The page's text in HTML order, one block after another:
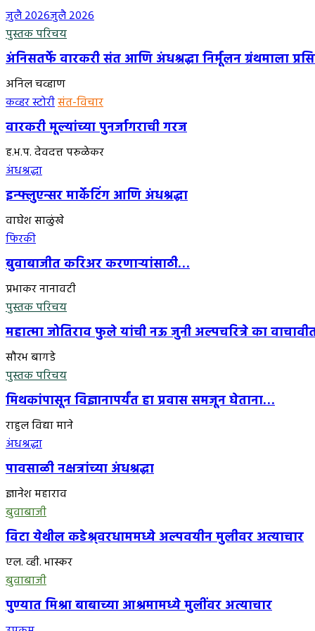
जुलै 2026जुलै 2026
पुस्तक परिचय
अंनिसतर्फे वारकरी संत आणि अंधश्रद्धा निर्मूलन ग्रंथमाला
अनिल चव्हाण
कव्हर स्टोरीसंत-विचार
वारकरी मूल्यांच्या पुनर्जागराची गरज
ह.भ.प. देवदत्त परुळेकर
अंधश्रद्धा
इन्फ्लुएन्सर मार्केटिंग आणि अंधश्रद्धा
वाघेश साळुंखे
फिरकी
बुवाबाजीत करिअर करणाऱ्यांसाठी…
प्रभाकर नानावटी
पुस्तक परिचय
महात्मा जोतिराव फुले यांची नऊ जुनी अल्पचरित्रे का
सौरभ बागडे
पुस्तक परिचय
मिथकांपासून विज्ञानापर्यंत हा प्रवास समजून घेताना…
राहुल विद्या माने
अंधश्रद्धा
पावसाळी नक्षत्रांच्या अंधश्रद्धा
ज्ञानेश महाराव
बुवाबाजी
विटा येथील कडेश्र्वरधाममध्ये अल्पवयीन मुलीवर अत्याचार
एल. व्ही. भास्कर
बुवाबाजी
पुण्यात मिश्रा बाबाच्या आश्रमामध्ये मुलींवर अत्याचार